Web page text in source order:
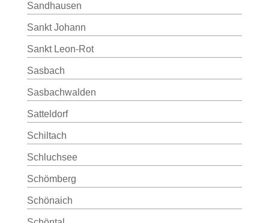
Sandhausen
Sankt Johann
Sankt Leon-Rot
Sasbach
Sasbachwalden
Satteldorf
Schiltach
Schluchsee
Schömberg
Schönaich